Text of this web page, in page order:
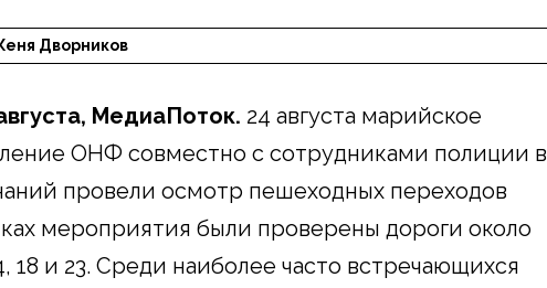
Дворников
МедиаПоток. 24 августа марийское
ОНФ совместно с сотрудниками полиции в
провели осмотр пешеходных переходов
мероприятия были проверены дороги около
18 и 23. Среди наиболее часто встречающихся